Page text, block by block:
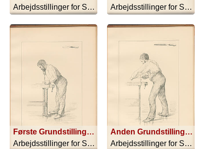
Arbejdsstillinger for Sløjdskoler - 1896
Arbejdsstillinger for Sløjdskoler - 1896
Første Grundstilling. Normal Stilling til lodret Stikning Stemmejærn VII A
Arbejdsstillinger for Sløjdskoler - 1896
Anden Grundstilling. Normal Stilling til Filning Fil og Rasp VIII A
Arbejdsstillinger for Sløjdskoler - 1896